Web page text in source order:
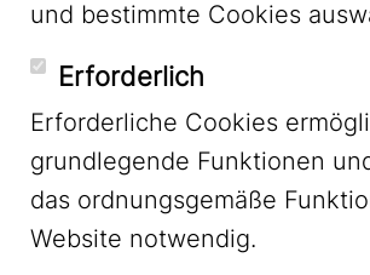
YouTube
Mastodon
und bestimmte Cookies
Erforderlich
Erforderliche Cookies
grundlegende Funktionen
das ordnungsgemäße
Website notwendig.